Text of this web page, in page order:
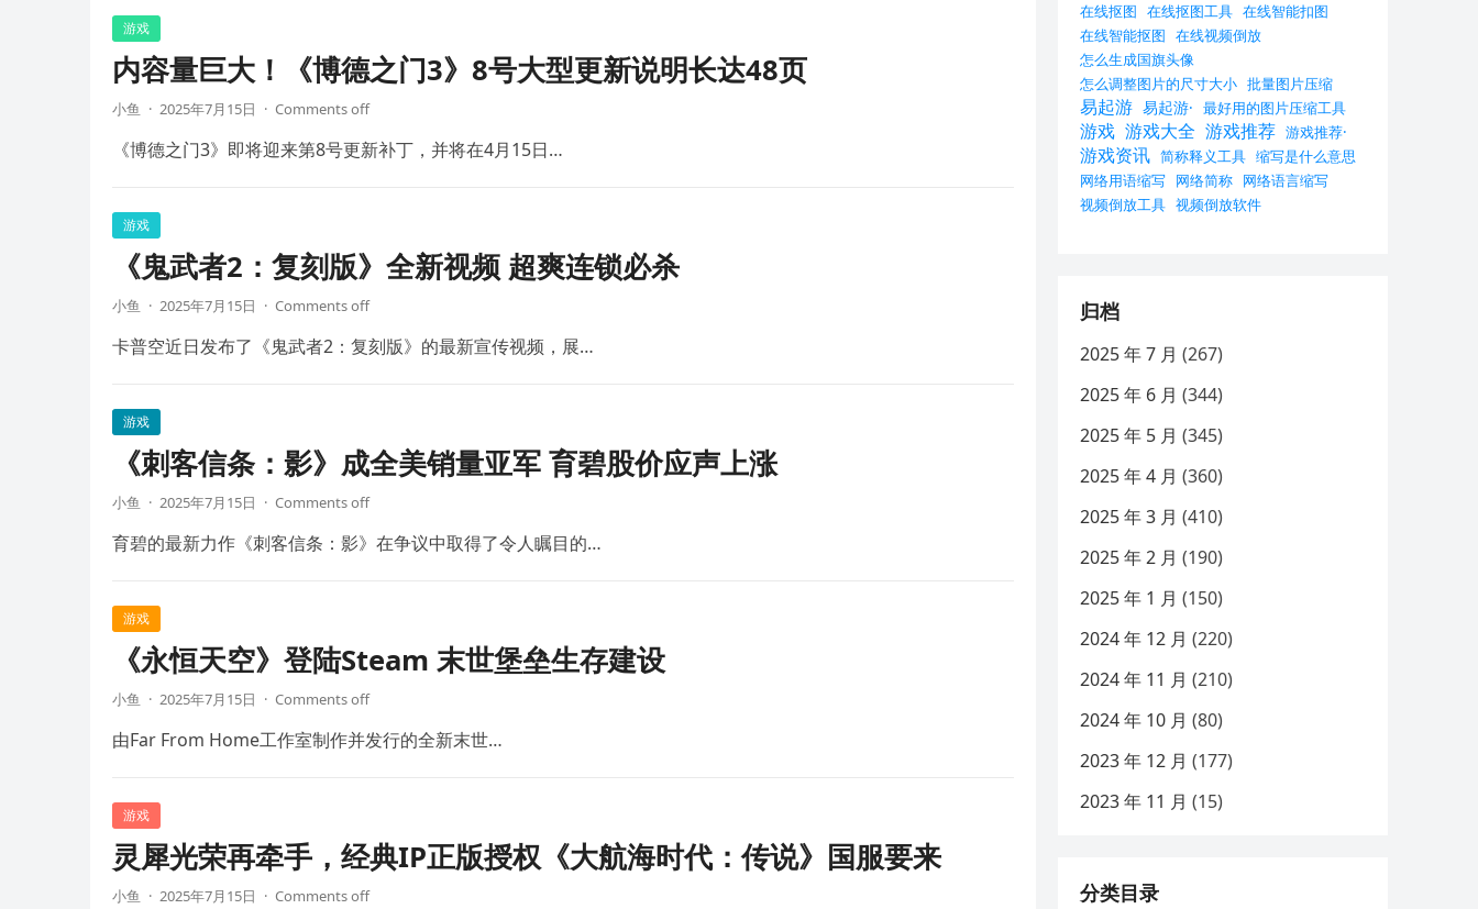
游戏
内容量巨大！《博德之门3》8号大型更新说明长达48页
小鱼 · 2025年7月15日 · Comments off
《博德之门3》即将迎来第8号更新补丁，并将在4月15日…
游戏
《鬼武者2：复刻版》全新视频 超爽连锁必杀
小鱼 · 2025年7月15日 · Comments off
卡普空近日发布了《鬼武者2：复刻版》的最新宣传视频，展…
游戏
《刺客信条：影》成全美销量亚军 育碧股价应声上涨
小鱼 · 2025年7月15日 · Comments off
育碧的最新力作《刺客信条：影》在争议中取得了令人瞩目的…
游戏
《永恒天空》登陆Steam 末世堡垒生存建设
小鱼 · 2025年7月15日 · Comments off
由Far From Home工作室制作并发行的全新末世…
游戏
灵犀光荣再牵手，经典IP正版授权《大航海时代：传说》国服要来
小鱼 · 2025年7月15日 · Comments off
在线抠图 在线抠图工具 在线智能扣图
在线智能抠图 在线视频倒放
怎么生成国旗头像
怎么调整图片的尺寸大小 批量图片压缩
易起游 易起游· 最好用的图片压缩工具
游戏 游戏大全 游戏推荐 游戏推荐·
游戏资讯 简称释义工具 缩写是什么意思
网络用语缩写 网络简称 网络语言缩写
视频倒放工具 视频倒放软件
归档
2025 年 7 月 (267)
2025 年 6 月 (344)
2025 年 5 月 (345)
2025 年 4 月 (360)
2025 年 3 月 (410)
2025 年 2 月 (190)
2025 年 1 月 (150)
2024 年 12 月 (220)
2024 年 11 月 (210)
2024 年 10 月 (80)
2023 年 12 月 (177)
2023 年 11 月 (15)
分类目录